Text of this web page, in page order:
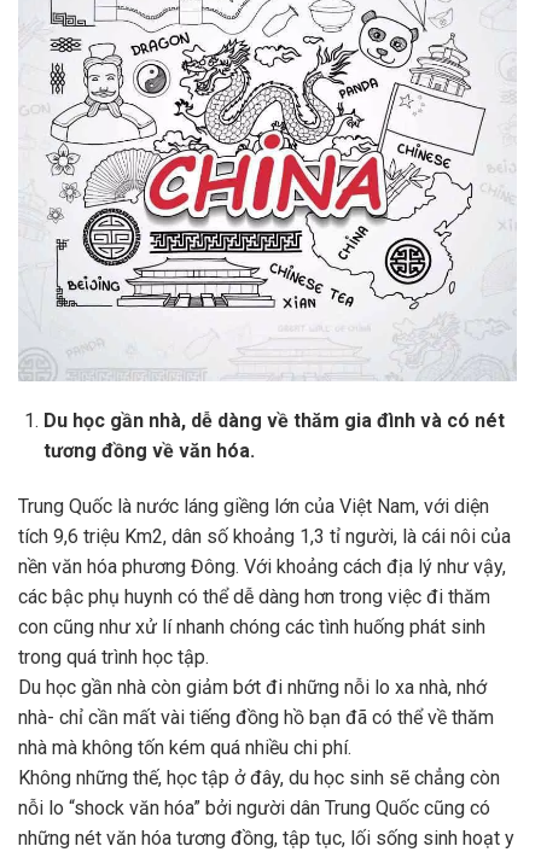
Du học gần nhà, dễ dàng về thăm gia đình và có nét
tương đồng về văn hóa.
Trung Quốc là nước láng giềng lớn của Việt Nam, với diện
tích 9,6 triệu Km2, dân số khoảng 1,3 tỉ người, là cái nôi của
nền văn hóa phương Đông. Với khoảng cách địa lý như vậy,
các bậc phụ huynh có thể dễ dàng hơn trong việc đi thăm
con cũng như xử lí nhanh chóng các tình huống phát sinh
trong quá trình học tập.
Du học gần nhà còn giảm bớt đi những nỗi lo xa nhà, nhớ
nhà- chỉ cần mất vài tiếng đồng hồ bạn đã có thể về thăm
nhà mà không tốn kém quá nhiều chi phí.
Không những thế, học tập ở đây, du học sinh sẽ chẳng còn
nỗi lo “shock văn hóa” bởi người dân Trung Quốc cũng có
những nét văn hóa tương đồng, tập tục, lối sống sinh hoạt y